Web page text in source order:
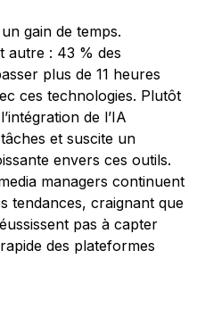
gain de temps.
autre : 43 % des
plus de 11 heures
ces technologies. Plutôt
de l’IA
et suscite un
envers ces outils.
managers continuent
tendances, craignant que
pas à capter
des plateformes